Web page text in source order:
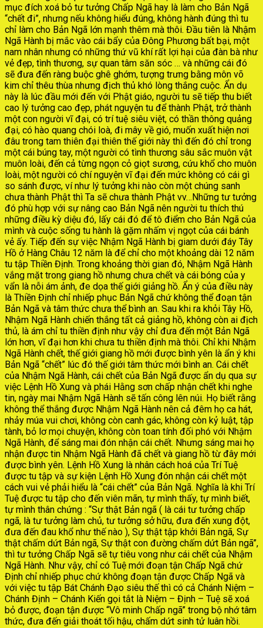
mục đích xoá bỏ tư tưởng Chấp Ngã hay là làm cho Bản Ngã
“chết đi”, nhưng nếu không hiểu đúng, không hành đúng thì tu
chỉ làm cho Bản Ngã lớn mạnh thêm mà thôi. Đầu tiên là Nhậm
Ngã Hành bị mắc vào cái bẩy của Đông Phương bất bại, một
nam nhân nhưng có những thứ vũ khí rất lợi hại của đàn bà như
vẻ đẹp, tình thương, sự quan tâm săn sóc … và những cái đó
sẽ đưa đến ràng buộc ghê ghớm, tượng trưng bằng môn võ
kim chỉ thêu thùa nhưng địch thủ khó lòng thắng cuộc. Ẩn dụ
này là lúc đầu mới đến với Phật giáo, người tu sẽ tiếp thu biết
cao lý tưởng cao đẹp, phát nguyện tu để thành Phật, trở thành
một con người vĩ đại, có trí tuệ siêu việt, có thần thông quảng
đại, có hào quang chói loà, đi mây về gió, muốn xuất hiện nơi
đâu trong tam thiên đại thiên thế giới này thì đến đó chỉ trong
một cái búng tay, một người có tình thương sâu sắc muôn vật
muôn loài, đến cả từng ngọn cỏ giọt sương, cứu khổ cho muôn
loài, một người có chí nguyện vĩ đại đến mức không có cái gì
so sánh được, ví như lý tưởng khi nào còn một chúng sanh
chưa thành Phật thì Ta sẽ chưa thành Phật vv…Những tư tưởng
đó phù hợp với sự nâng cao Bản Ngã nên người tu thích thú
những điều kỳ diệu đó, lấy cái đó để tô điểm cho Bản Ngã của
mình và cuộc sống tu hành là gặm nhấm vị ngọt của cái bánh
vẻ ấy. Tiếp đến sự việc Nhậm Ngã Hành bị giam dưới đáy Tây
Hồ ở Hàng Châu 12 năm là để chỉ cho một khoảng dài 12 năm
tu tập Thiền Định. Trong khoảng thời gian đó, Nhậm Ngã Hành
vắng mặt trong giang hồ nhưng chưa chết và cái bóng của y
vẩn là nỗi ám ảnh, đe dọa thế giới giảng hồ. Ẩn ý của điều này
là Thiền Định chỉ nhiếp phục Bản Ngã chứ không thể đoạn tận
Bản Ngã và tâm thức chưa thể bình an. Sau khi ra khỏi Tây Hồ,
Nhậm Ngã Hành chiến thắng tất cả giảng hồ, không còn ai địch
thủ, là ám chỉ tu thiền định như vậy chỉ đưa đến một Bản Ngã
lớn hơn, vĩ đại hơn khi chưa tu thiền định mà thôi. Chỉ khi Nhậm
Ngã Hành chết, thế giới giang hồ mới được bình yên là ẩn ý khi
Bản Ngã “chết” lúc đó thế giới tâm thức mới bình an. Cái chết
của Nhậm Ngã Hành, cái chết của Bản Ngã được ẩn dụ qua sự
việc Lệnh Hồ Xung và phái Hằng sơn chấp nhận chết khi nghe
tin, ngày mai Nhậm Ngã Hành sẽ tấn công lên núi. Họ biết rằng
không thể thắng được Nhậm Ngã Hành nên cả đêm họ ca hát,
nhảy múa vui chơi, không còn canh gác, không còn kỷ luật, tập
tành, bỏ lơ mọi chuyện, không còn toan tính đối phó với Nhậm
Ngã Hành, để sáng mai đón nhận cái chết. Nhưng sáng mai họ
nhận được tin Nhậm Ngã Hành đã chết và giang hồ từ đây mới
được bình yên. Lệnh Hồ Xung là nhân cách hoá của Trí Tuệ
được tu tập và sự kiện Lệnh Hồ Xung đón nhận cái chết một
cách vui vẻ phải hiểu là “cái chết” của Bản Ngã. Nghĩa là khi Trí
Tuệ được tu tập cho đến viên mãn, tự mình thấy, tự mình biết,
tự mình thân chứng : “Sự thật Bản ngã ( là cái tư tưởng chấp
ngã, là tư tưởng làm chủ, tư tưởng sở hữu, đưa đến xung đột,
đưa đến đau khổ như thế nào ), Sự thật tập khởi Bản ngã, Sự
thật chấm dứt Bản ngã, Sự thật con đường chấm dứt Bản ngã”,
thì tư tưởng Chấp Ngã sẽ tự tiêu vong như cái chết của Nhậm
Ngã Hành. Như vậy, chỉ có Tuệ mới đoạn tận Chấp Ngã chứ
Định chỉ nhiếp phục chứ không đoạn tận được Chấp Ngã và
với việc tu tập Bát Chánh Đạo siêu thế thì có cả Chánh Niệm –
Chánh Định – Chánh Kiến gọi tắt là Niệm – Định – Tuệ sẽ xoá
bỏ được, đoạn tận được “Vô minh Chấp ngã” trong bộ nhớ tâm
thức, đưa đến giải thoát tối hậu, chấm dứt sinh tử luân hồi.